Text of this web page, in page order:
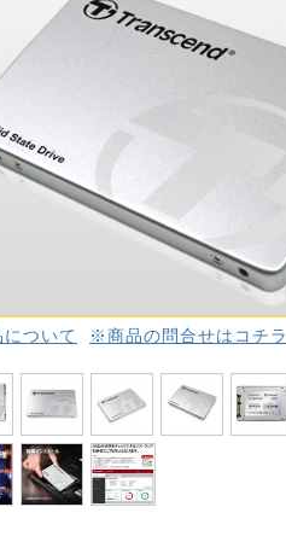
ついて ※商品の問合せはコチラ